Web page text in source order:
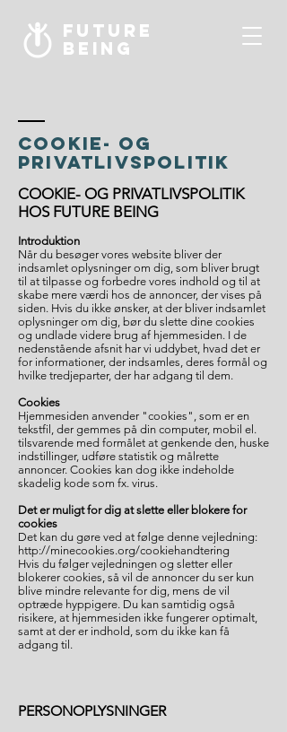
Future
being
COOKIE- OG
PRIVATLIVSPOLITIK
COOKIE- OG PRIVATLIVSPOLITIK
HOS FUTURE BEING
Introduktion
Når du besøger vores website bliver der
indsamlet oplysninger om dig, som bliver brugt
til at tilpasse og forbedre vores indhold og til at
skabe mere værdi hos de annoncer, der vises på
siden. Hvis du ikke ønsker, at der bliver indsamlet
oplysninger om dig, bør du slette dine cookies
og undlade videre brug af hjemmesiden. I de
nedenstående afsnit har vi uddybet, hvad det er
for informationer, der indsamles, deres formål og
hvilke tredjeparter, der har adgang til dem.
Cookies
Hjemmesiden anvender "cookies", som er en
tekstfil, der gemmes på din computer, mobil el.
tilsvarende med formålet at genkende den, huske
indstillinger, udføre statistik og målrette
annoncer. Cookies kan dog ikke indeholde
skadelig kode som fx. virus.
Det er muligt for dig at slette eller blokere for
cookies
Det kan du gøre ved at følge denne vejledning:
http://minecookies.org/cookiehandtering
Hvis du følger vejledningen og sletter eller
blokerer cookies, så vil de annoncer du ser kun
blive mindre relevante for dig, mens de vil
optræde hyppigere. Du kan samtidig også
risikere, at hjemmesiden ikke fungerer optimalt,
samt at der er indhold, som du ikke kan få
adgang til.
PERSONOPLYSNINGER